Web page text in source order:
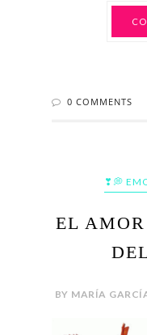
0 COMMENTS
❣💭
EL
BY MARÍA